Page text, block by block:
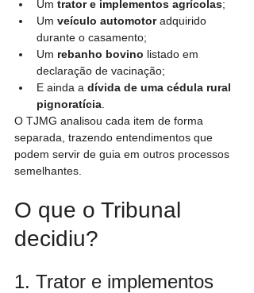
Um trator e implementos agrícolas;
Um veículo automotor adquirido
durante o casamento;
Um rebanho bovino listado em
declaração de vacinação;
E ainda a dívida de uma cédula rural
pignoratícia
O TJMG analisou cada item de forma
separada, trazendo entendimentos que
podem servir de guia em outros processos
semelhantes.
O que o Tribunal
decidiu?
1. Trator e implementos